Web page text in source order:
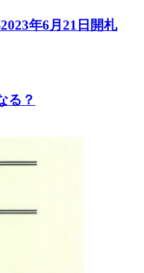
年6月21日開札
る？